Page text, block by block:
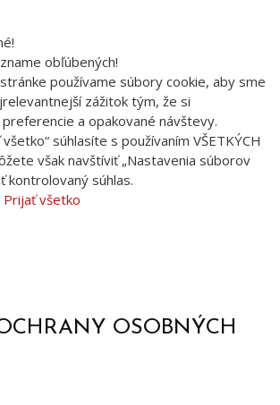
obľúbených!
používame súbory cookie, aby sme
zážitok tým, že si
a opakované návštevy.
súhlasíte s používaním VŠETKÝCH
však navštíviť „Nastavenia súborov
kontrolovaný súhlas.
Prijať všetko
OSOBNÝCH